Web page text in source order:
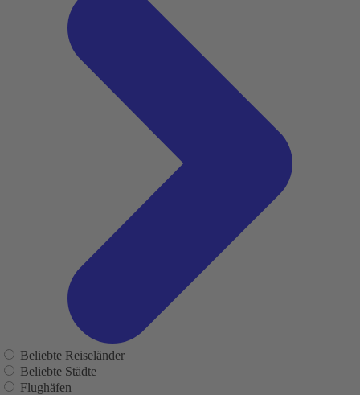
Beliebte Reiseländer
Beliebte Städte
Flughäfen